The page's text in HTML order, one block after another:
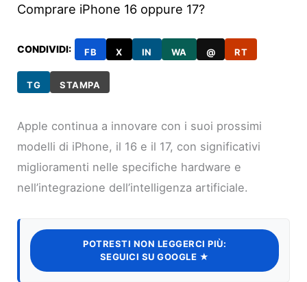
Comprare iPhone 16 oppure 17?
CONDIVIDI: FB X IN WA @ RT
TG STAMPA
Apple continua a innovare con i suoi prossimi
modelli di iPhone, il 16 e il 17, con significativi
miglioramenti nelle specifiche hardware e
nell’integrazione dell’intelligenza artificiale.
POTRESTI NON LEGGERCI PIÙ:
SEGUICI SU GOOGLE ★